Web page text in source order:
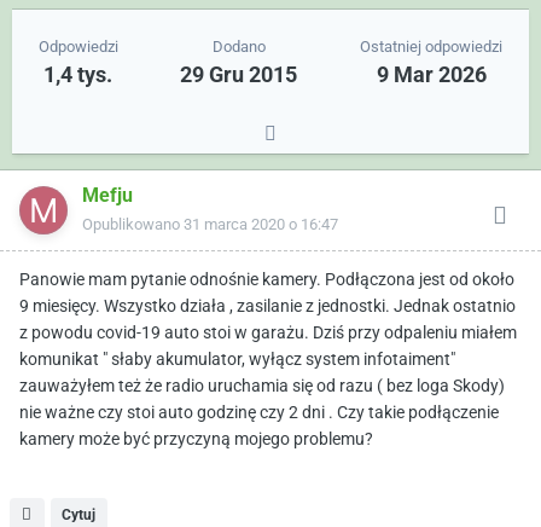
Odpowiedzi
1,4 tys.
Dodano
29 Gru 2015
Ostatniej odpowiedzi
9 Mar 2026
Mefju
Opublikowano 31 marca 2020 o 16:47
Panowie mam pytanie odnośnie kamery. Podłączona jest od około
9 miesięcy. Wszystko działa , zasilanie z jednostki. Jednak ostatnio
z powodu covid-19 auto stoi w garażu. Dziś przy odpaleniu miałem
komunikat " słaby akumulator, wyłącz system infotaiment"
zauważyłem też że radio uruchamia się od razu ( bez loga Skody)
nie ważne czy stoi auto godzinę czy 2 dni . Czy takie podłączenie
kamery może być przyczyną mojego problemu?
Cytuj